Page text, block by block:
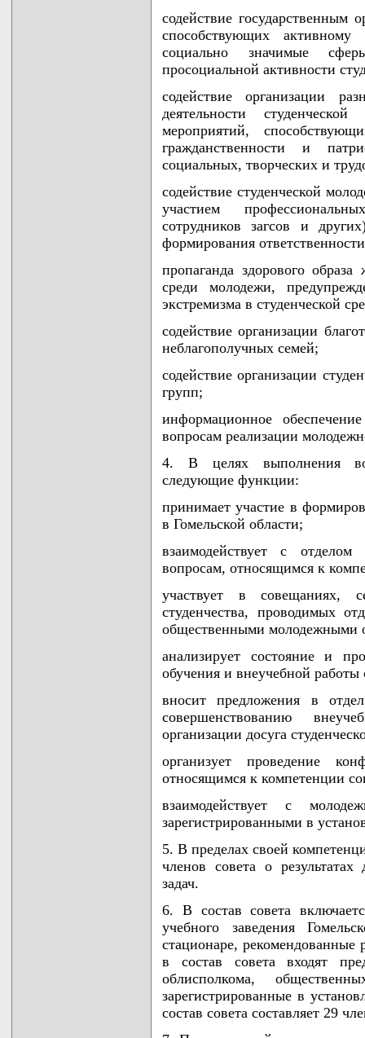
содействие государственным
способствующих
социально значимые
просоциальной активности
содействие организации
деятельности
мероприятий,
гражданственности и
социальных, творческих и
содействие студенческой
участием
сотрудников загсов и
формирования
пропаганда здорового
среди молодежи,
экстремизма в студенческой
содействие организации
неблагополучных семей;
содействие организации
групп;
информационное
вопросам реализации
4. В целях выполнения
следующие функции:
принимает участие в
в Гомельской области;
взаимодействует с
вопросам, относящимся к
участвует в совещаниях,
студенчества, проводимых
общественными молодежными
анализирует состояние и
обучения и внеучебной
вносит предложения в
совершенствованию
организации досуга
организует проведение
относящимся к компетенции
взаимодействует с
зарегистрированными в
5. В пределах своей
членов совета о
задач.
6. В состав совета
учебного заведения
стационаре,
в состав совета входят
облисполкома,
зарегистрированные в
состав совета составляет 29